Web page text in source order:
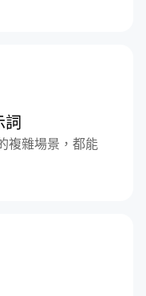
詞
複雜場景，都能